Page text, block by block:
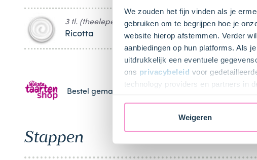
We zouden het fijn vinden als je
gebruiken om te begrijpen hoe je
website hierop afstemmen. Verder
aanbiedingen op hun platforms. Als
uitdrukkelijk een eventuele
ons privacybeleid voor
technology providers en partners in
Weigeren
3 tl. (theelepels)
Ricotta
Bestel gemakkelijk en snel je bakproducten bij ons
Stappen